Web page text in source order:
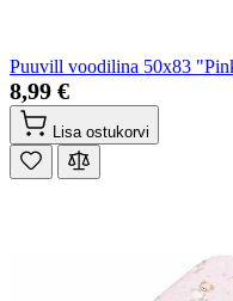
Puuvill voodilina 50x83
8,99 €
Lisa ostukorvi